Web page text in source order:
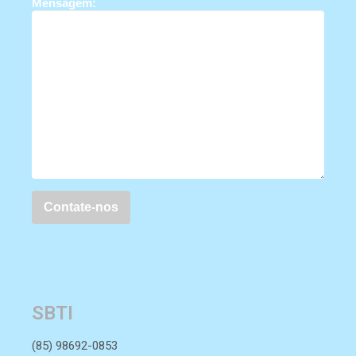
Mensagem:
SBTI
(85) 98692-0853